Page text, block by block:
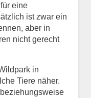
eine
ist zwar ein
aber in
nicht gerecht
in
Tiere näher.